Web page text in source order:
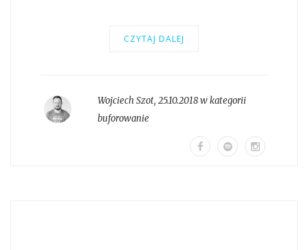
CZYTAJ DALEJ
Wojciech Szot, 25.10.2018 w kategorii
buforowanie